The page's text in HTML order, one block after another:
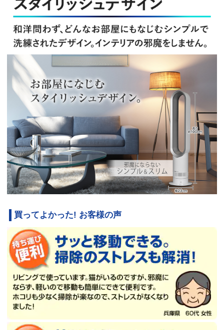
買ってよかった! お客様の声